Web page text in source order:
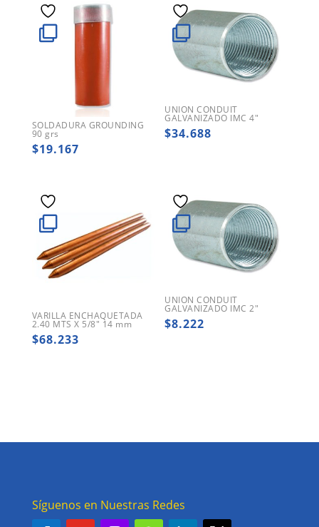
SOLDADURA GROUNDING
90 grs
$19.167
UNION CONDUIT
GALVANIZADO IMC 4″
$34.688
VARILLA ENCHAQUETADA
2.40 MTS X 5/8″ 14 mm
$68.233
UNION CONDUIT
GALVANIZADO IMC 2″
$8.222
Síguenos en Nuestras Redes